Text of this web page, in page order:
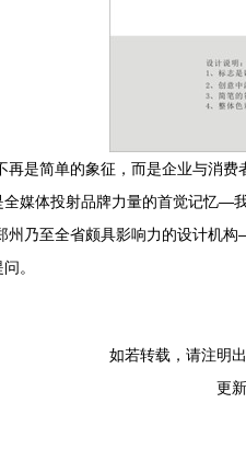
是简单的象征，而是企业与消
媒体投射品牌力量的首觉记忆—
乃至全省颇具影响力的设计机
。
如若转载，请注明
更